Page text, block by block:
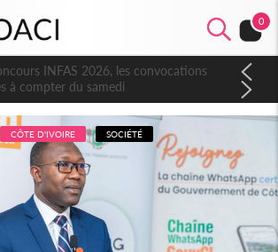
0
INFAS 2026, les convocations
à compter du samedi
CÔTE D'IVOIRE SOCIÉTÉ